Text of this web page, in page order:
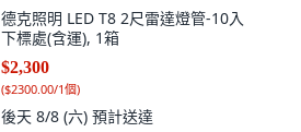
德克照明 LED T8 2尺雷達燈管-10入
下標處(含運), 1箱
$2,300
($2300.00/1個)
後天 8/8 (六) 預計送達